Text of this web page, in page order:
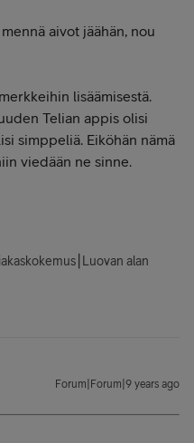
aivot jäähän, nou
lisäämisestä.
Telian appis olisi
simppeliä. Eiköhän nämä
viedään ne sinne.
alan
Forum|Forum|9 years ago